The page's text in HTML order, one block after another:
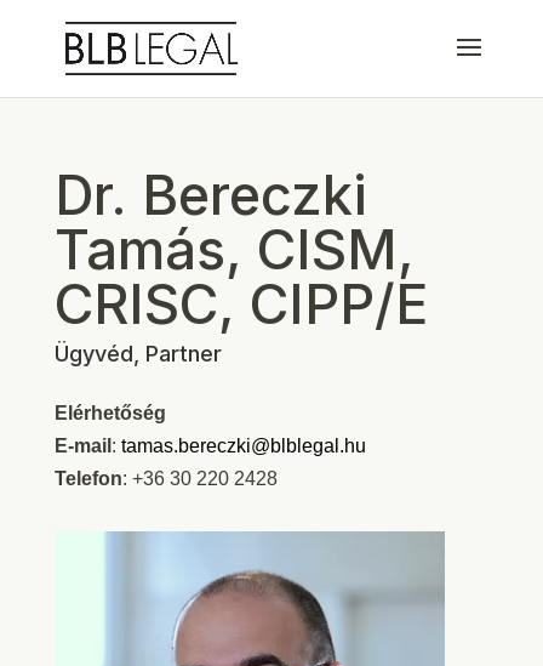
Dr. Bereczki
Tamás, CISM,
CRISC, CIPP/E
Ügyvéd, Partner
Elérhetőség
E-mail : tamas.bereczki@blblegal.hu
Telefon: +36 30 220 2428